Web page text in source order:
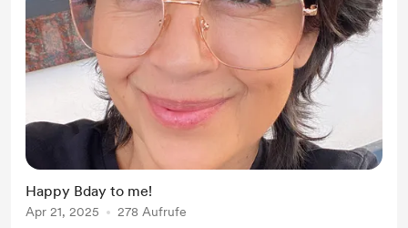
Happy Bday to me!
Apr 21, 2025 278 Aufrufe